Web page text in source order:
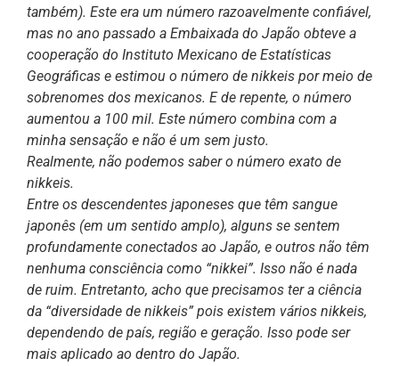
também). Este era um número razoavelmente confiável,
mas no ano passado a Embaixada do Japão obteve a
cooperação do Instituto Mexicano de Estatísticas
Geográficas e estimou o número de nikkeis por meio de
sobrenomes dos mexicanos. E de repente, o número
aumentou a 100 mil. Este número combina com a
minha sensação e não é um sem justo.
Realmente, não podemos saber o número exato de
nikkeis.
Entre os descendentes japoneses que têm sangue
japonês (em um sentido amplo), alguns se sentem
profundamente conectados ao Japão, e outros não têm
nenhuma consciência como “nikkei”. Isso não é nada
de ruim. Entretanto, acho que precisamos ter a ciência
da “diversidade de nikkeis” pois existem vários nikkeis,
dependendo de país, região e geração. Isso pode ser
mais aplicado ao dentro do Japão.